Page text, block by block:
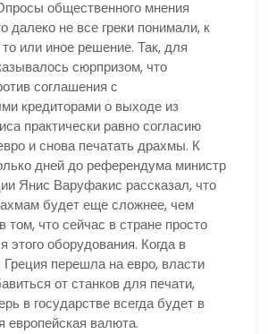
общественного мнения
далеко не все греки понимали, к
или иное решение. Так, для
сюрпризом, что
соглашения с
кредиторами о выходе из
практически равно согласию
и снова печатать драхмы. К
дней до референдума министр
Янис Варуфакис рассказал, что
будет еще сложнее, чем
том, что сейчас в стране просто
этого оборудования. Когда в
перешла на евро, власти
от станков для печати,
в государстве всегда будет в
европейская валюта.